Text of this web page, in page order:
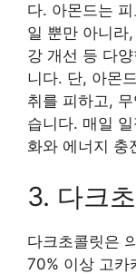
다. 아몬드는
일 뿐만 아니라
강 개선 등 다
니다. 단, 아몬
취를 피하고,
습니다. 매일
화와 에너지 충
3. 다크
다크초콜릿은
70% 이상 고카